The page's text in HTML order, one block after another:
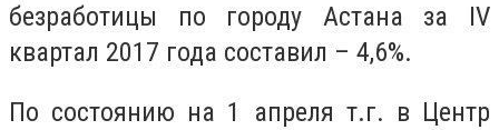
безработицы по городу Астана за IV
квартал 2017 года составил – 4,6%.
По состоянию на 1 апреля т.г. в Центр